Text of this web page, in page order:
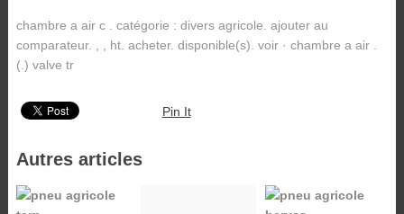
chambre a air c . catégorie : divers agricole. ajouter au
comparateur. , , ht. acheter. disponible(s). voir · chambre a air .
(.) valve tr
Pin It
Autres articles